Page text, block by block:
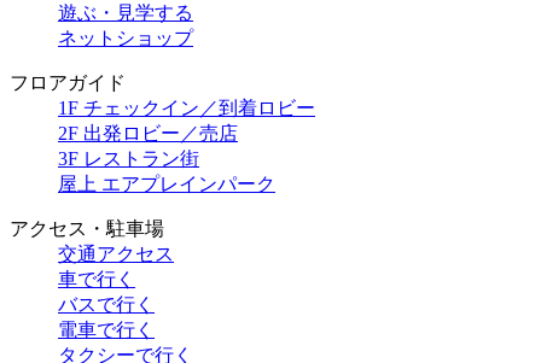
遊ぶ・見学する
ネットショップ
フロアガイド
1F チェックイン／到着ロビー
2F 出発ロビー／売店
3F レストラン街
屋上 エアプレインパーク
アクセス・駐車場
交通アクセス
車で行く
バスで行く
電車で行く
タクシーで行く